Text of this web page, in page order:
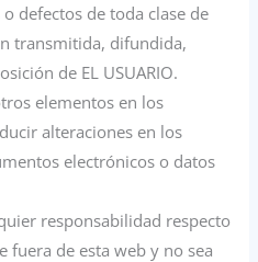
defectos de toda clase de
transmitida, difundida,
de EL USUARIO.
elementos en los
alteraciones en los
electrónicos o datos
responsabilidad respecto
fuera de esta web y no sea